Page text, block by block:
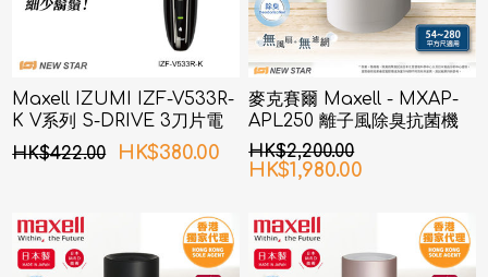
Maxell IZUMI IZF-V533R-
K V系列 S-DRIVE 3刀片電
鬚刨 (黑色)
HK$422.00 HK$380.00
麥克賽爾 Maxell - MXAP-
APL250 離子風除臭抗菌機
白色
HK$2,200.00
HK$1,980.00